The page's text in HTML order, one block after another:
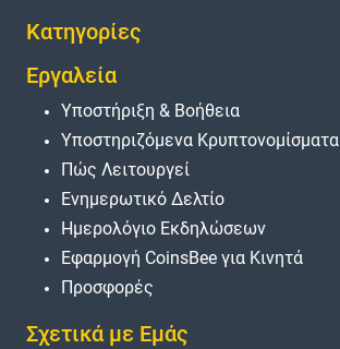
Κατηγορίες
Εργαλεία
Υποστήριξη & Βοήθεια
Υποστηριζόμενα Κρυπτονομίσματα
Πώς Λειτουργεί
Ενημερωτικό Δελτίο
Ημερολόγιο Εκδηλώσεων
Εφαρμογή CoinsBee για Κινητά
Προσφορές
Σχετικά με Εμάς